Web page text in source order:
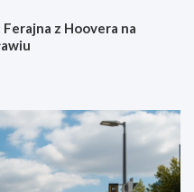
z Hoovera na